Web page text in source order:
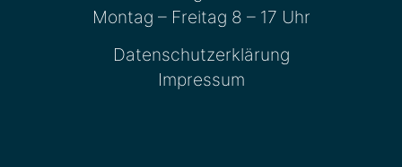
Montag – Freitag 8 – 17 Uhr
Datenschutzerklärung
Impressum